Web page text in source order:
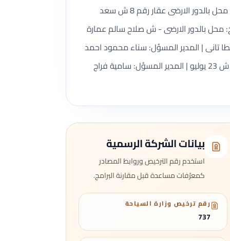
ش جمال عبدالناصر العقار ملك عبدالله محمد عبدالله | المدير المسؤل: محب بهجت علي زغلول؛ فرع دائم - كفر الشيخ: محل بالدور الارضى عقار رقم 8 ش سعد
بالدور الارضى - ش صلاح سالم عمارة
تانى | المدير المسؤل: سناء محمود احمد
الهمشرى؛ فرع دائم - الغربية - بسـيـون: شقة بالدور الاول علوى - برج الصفوة - امام محطة المياة - بجوار المطافى - ش 23 يوليو | المدير المسؤل: سامية فراج
بيانات الشركة الرسمية
استخدم رقم الترخيص وروابط المصادر
كمعرّفات مساعدة قبل مقارنة البرامج.
رقم ترخيص وزارة السياحة
737